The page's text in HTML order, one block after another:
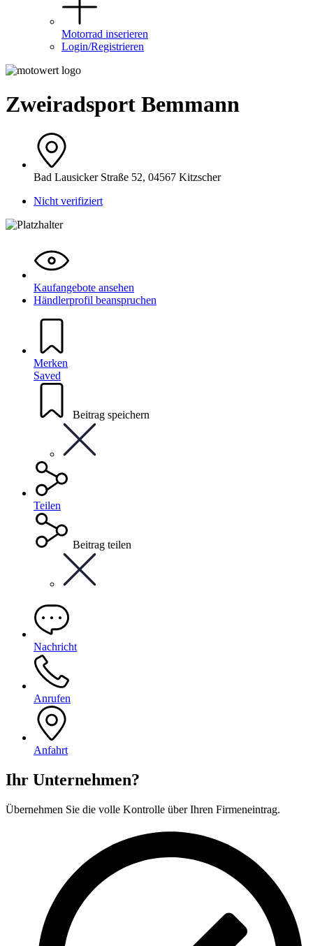
Motorrad inserieren
Login/Registrieren
Zweiradsport Bemmann
Bad Lausicker Straße 52, 04567 Kitzscher
Nicht verifiziert
Kaufangebote ansehen
Händlerprofil beanspruchen
Merken
Saved
Beitrag speichern
Teilen
Beitrag teilen
Nachricht
Anrufen
Anfahrt
Ihr Unternehmen?
Übernehmen Sie die volle Kontrolle über Ihren Firmeneintrag.